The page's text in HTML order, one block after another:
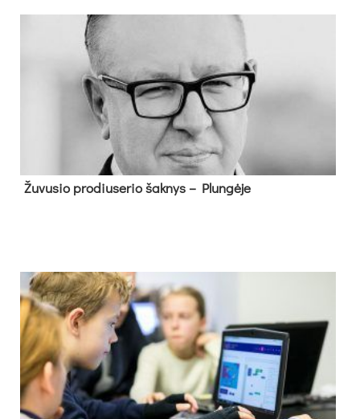
Žu­vu­sio pro­diu­se­rio šak­nys – Plun­gė­je